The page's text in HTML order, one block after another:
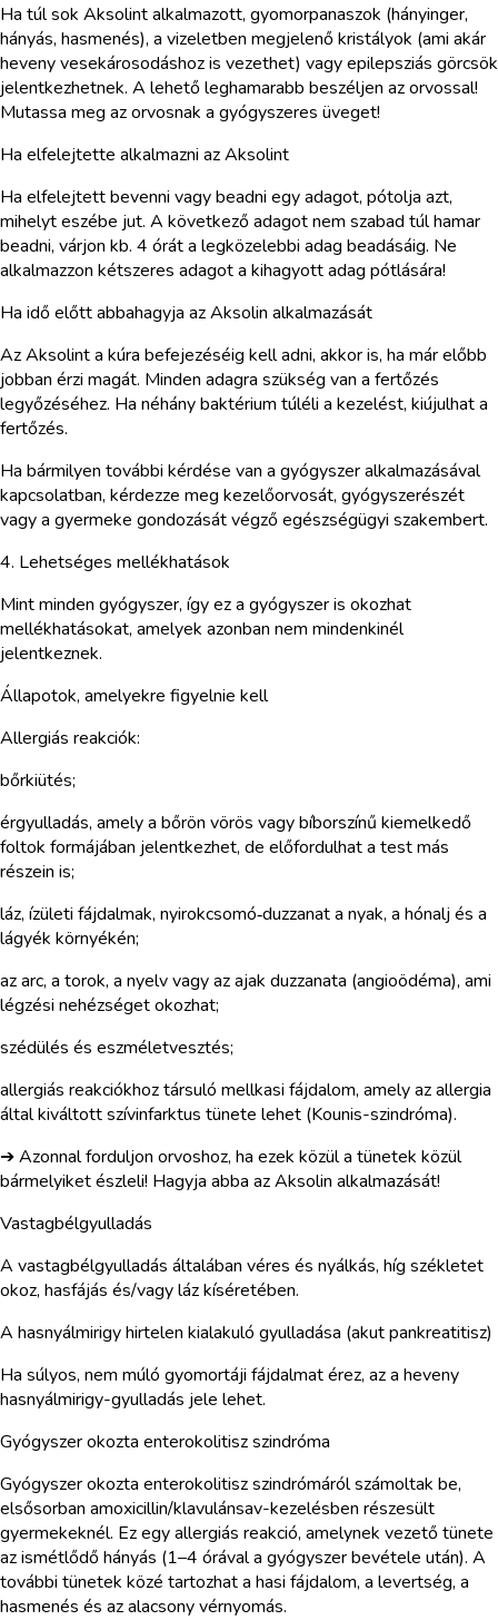
Ha túl sok Aksolint alkalmazott, gyomorpanaszok (hányinger,
hányás, hasmenés), a vizeletben megjelenő kristályok (ami akár
heveny vesekárosodáshoz is vezethet) vagy epilepsziás görcsök
jelentkezhetnek. A lehető leghamarabb beszéljen az orvossal!
Mutassa meg az orvosnak a gyógyszeres üveget!
Ha elfelejtette alkalmazni az Aksolint
Ha elfelejtett bevenni vagy beadni egy adagot, pótolja azt,
mihelyt eszébe jut. A következő adagot nem szabad túl hamar
beadni, várjon kb. 4 órát a legközelebbi adag beadásáig. Ne
alkalmazzon kétszeres adagot a kihagyott adag pótlására!
Ha idő előtt abbahagyja az Aksolin alkalmazását
Az Aksolint a kúra befejezéséig kell adni, akkor is, ha már előbb
jobban érzi magát. Minden adagra szükség van a fertőzés
legyőzéséhez. Ha néhány baktérium túléli a kezelést, kiújulhat a
fertőzés.
Ha bármilyen további kérdése van a gyógyszer alkalmazásával
kapcsolatban, kérdezze meg kezelőorvosát, gyógyszerészét
vagy a gyermeke gondozását végző egészségügyi szakembert.
4. Lehetséges mellékhatások
Mint minden gyógyszer, így ez a gyógyszer is okozhat
mellékhatásokat, amelyek azonban nem mindenkinél
jelentkeznek.
Állapotok, amelyekre figyelnie kell
Allergiás reakciók:
bőrkiütés;
érgyulladás, amely a bőrön vörös vagy bíborszínű kiemelkedő
foltok formájában jelentkezhet, de előfordulhat a test más
részein is;
láz, ízületi fájdalmak, nyirokcsomó‑duzzanat a nyak, a hónalj és a
lágyék környékén;
az arc, a torok, a nyelv vagy az ajak duzzanata (angioödéma), ami
légzési nehézséget okozhat;
szédülés és eszméletvesztés;
allergiás reakciókhoz társuló mellkasi fájdalom, amely az allergia
által kiváltott szívinfarktus tünete lehet (Kounis-szindróma).
➔ Azonnal forduljon orvoshoz, ha ezek közül a tünetek közül
bármelyiket észleli! Hagyja abba az Aksolin alkalmazását!
Vastagbélgyulladás
A vastagbélgyulladás általában véres és nyálkás, híg székletet
okoz, hasfájás és/vagy láz kíséretében.
A hasnyálmirigy hirtelen kialakuló gyulladása (akut pankreatitisz)
Ha súlyos, nem múló gyomortáji fájdalmat érez, az a heveny
hasnyálmirigy-gyulladás jele lehet.
Gyógyszer okozta enterokolitisz szindróma
Gyógyszer okozta enterokolitisz szindrómáról számoltak be,
elsősorban amoxicillin/klavulánsav-kezelésben részesült
gyermekeknél. Ez egy allergiás reakció, amelynek vezető tünete
az ismétlődő hányás (1–4 órával a gyógyszer bevétele után). A
további tünetek közé tartozhat a hasi fájdalom, a levertség, a
hasmenés és az alacsony vérnyomás.